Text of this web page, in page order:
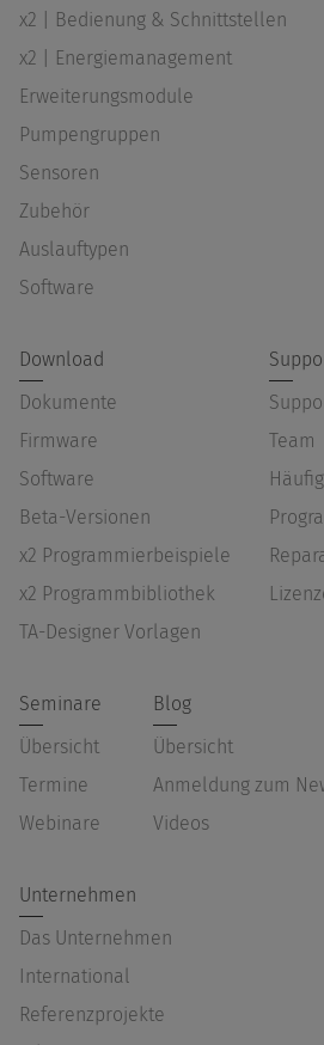
x2 | Bedienung & Schnittstellen
x2 | Energiemanagement
Erweiterungsmodule
Pumpengruppen
Sensoren
Zubehör
Auslauftypen
Software
Download
Dokumente
Firmware
Software
Beta-Versionen
x2 Programmierbeispiele
x2 Programmbibliothek
TA-Designer Vorlagen
Team
Seminare
Übersicht
Termine
Webinare
Blog
Übersicht
Anmeldung zum
Videos
Unternehmen
Das Unternehmen
International
Referenzprojekte